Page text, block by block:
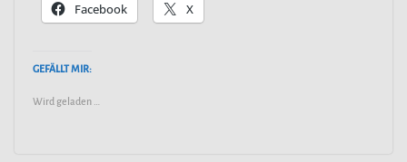
Facebook X
GEFÄLLT MIR:
Wird geladen …